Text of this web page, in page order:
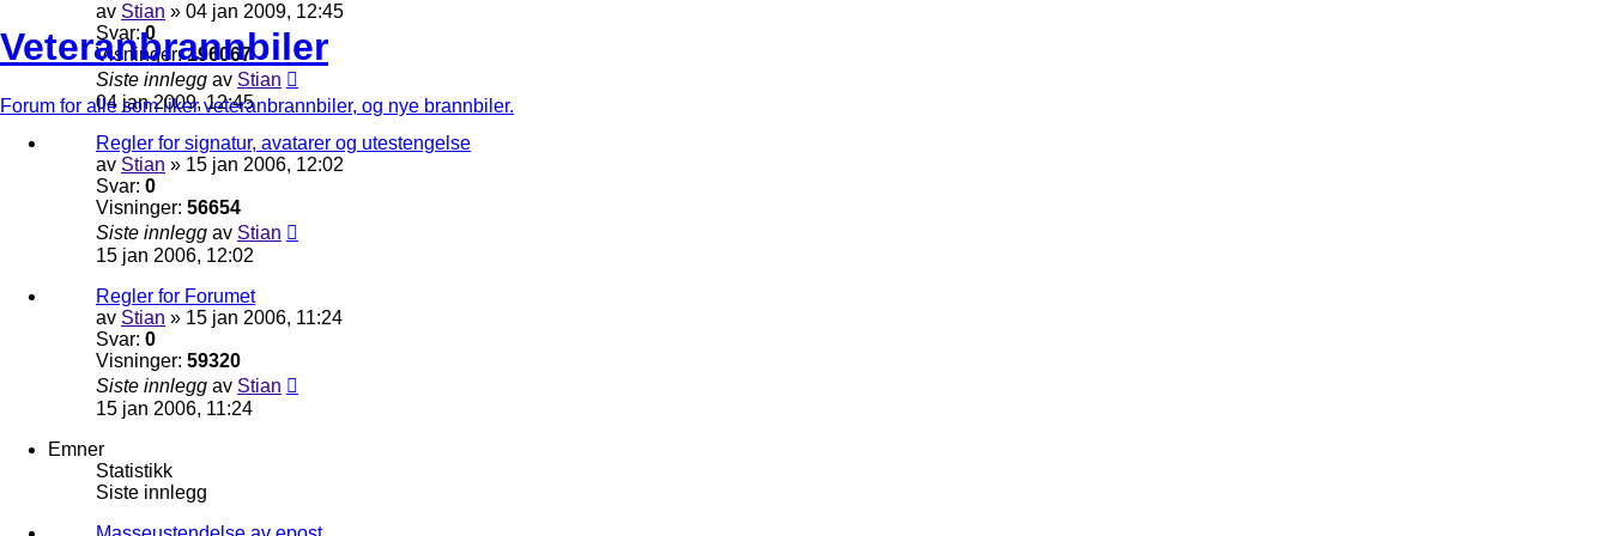
Veteranbrannbiler
Forum for alle som liker veteranbrannbiler, og nye brannbiler.
av Stian » 04 jan 2009, 12:45
Svar:0
Visninger:196067
Siste innlegg av Stian
04 jan 2009, 12:45
Regler for signatur, avatarer og utestengelse
av Stian » 15 jan 2006, 12:02
Svar: 0
Visninger: 56654
Siste innlegg av Stian
15 jan 2006, 12:02
Regler for Forumet
av Stian » 15 jan 2006, 11:24
Svar: 0
Visninger: 59320
Siste innlegg av Stian
15 jan 2006, 11:24
Emner
Statistikk
Siste innlegg